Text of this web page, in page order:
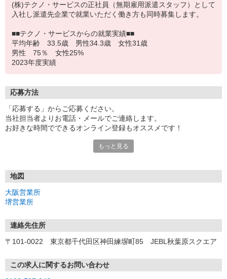
(株)テクノ・サービスの正社員（無期雇用派遣スタッフ）として
入社し派遣先企業で就業いただく働き方も同時募集します。
■■テクノ・サービスからの就業実績■■
平均年齢 33.5歳 男性34.3歳 女性31歳
男性 75％ 女性25%
2023年度実績
応募方法
「応募する」からご応募ください。
当社担当者よりお電話・メールでご連絡します。
お好きな時間でできるオンライン登録もオススメです！
〒590-0075 大阪府堺市堺区南花田口町2-3-20 三共堺東ビル 4F
もっと見る
地図
大阪営業所
堺営業所
連絡先住所
〒101-0022 東京都千代田区神田練塀町85 JEBL秋葉原スクエア
この求人に関するお問い合わせ